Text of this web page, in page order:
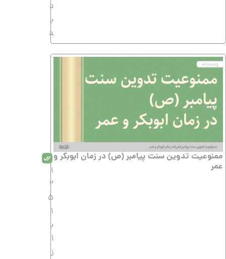
د
ی
د
ممنوعیت تدوین سنت پیامبر (ص) در زمان ابوبکر و
عمر
1
2
5
1
ب
ا
ز